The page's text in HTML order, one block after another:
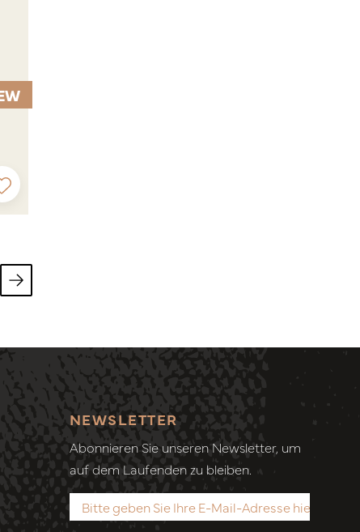
NEWSLETTER
Abonnieren Sie unseren Newsletter, um
auf dem Laufenden zu bleiben.